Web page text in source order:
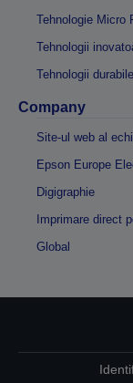
Tehnologie Micro
Tehnologii
Tehnologii durabile
Company
Site-ul web al
Epson Europe
Digigraphie
Imprimare direct
Global